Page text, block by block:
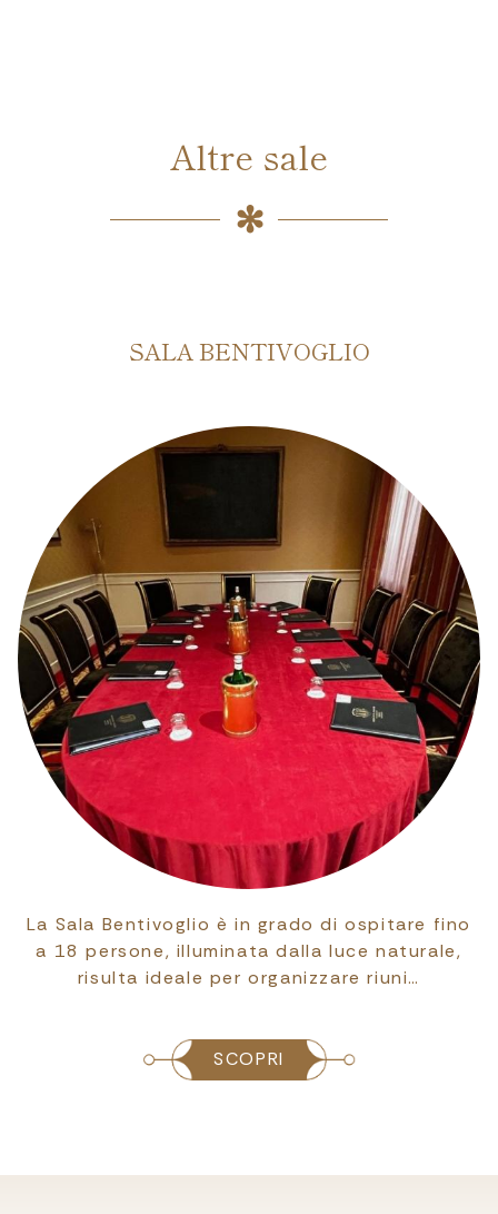
Altre sale
SALA BENTIVOGLIO
La Sala Bentivoglio è in grado di ospitare fino
a 18 persone, illuminata dalla luce naturale,
risulta ideale per organizzare riuni…
SCOPRI